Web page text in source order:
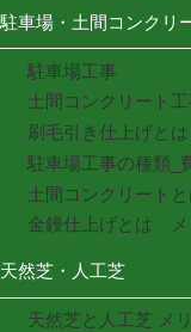
駐車場・土間コンクリ
駐車場工事
土間コンクリート工
刷毛引き仕上げと
駐車場工事の種類_
土間コンクリートと
金鏝仕上げとは メ
天然芝・人工芝
天然芝と人工芝 メ